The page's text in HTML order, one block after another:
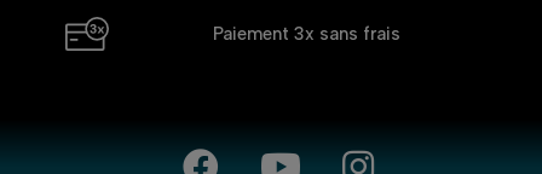
Paiement 3x sans frais